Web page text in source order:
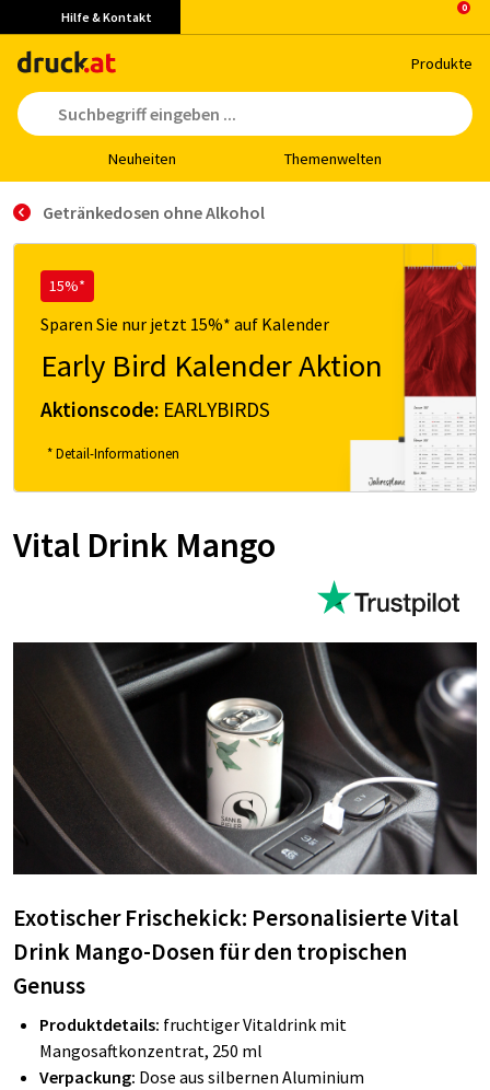
Hilfe & Kontakt
Pro­duk­te
Neu­hei­ten The­men­wel­ten
Getränkedosen ohne Alkohol
15%*
Sparen Sie nur jetzt 15%* auf Kalender
Early Bird Kalender Aktion
Aktionscode: EARLYBIRDS
* Detail-Informationen
Vital Drink Mango
Exotischer Frischekick: Personalisierte Vital
Drink Mango-Dosen für den tropischen
Genuss
Produktdetails: fruchtiger Vitaldrink mit
Mangosaftkonzentrat, 250 ml
Verpackung: Dose aus silbernen Aluminium